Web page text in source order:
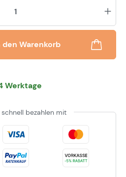
Warenkorb
Werktage
bezahlen mit